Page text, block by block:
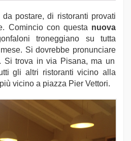
postare, di ristoranti provati
Comincio con questa nuova
troneggiano su tutta
Si dovrebbe pronunciare
Si trova in via Pisana, ma un
gli altri ristoranti vicino alla
vicino a piazza Pier Vettori.